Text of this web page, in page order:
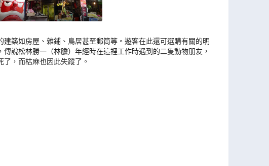
築如房屋、雜鋪、鳥居甚至郵筒等。遊客在此還可選購有關的明
說松林勝一（林膽）年經時在這裡工作時遇到的二隻動物朋友，
，而枯麻也因此失蹤了。